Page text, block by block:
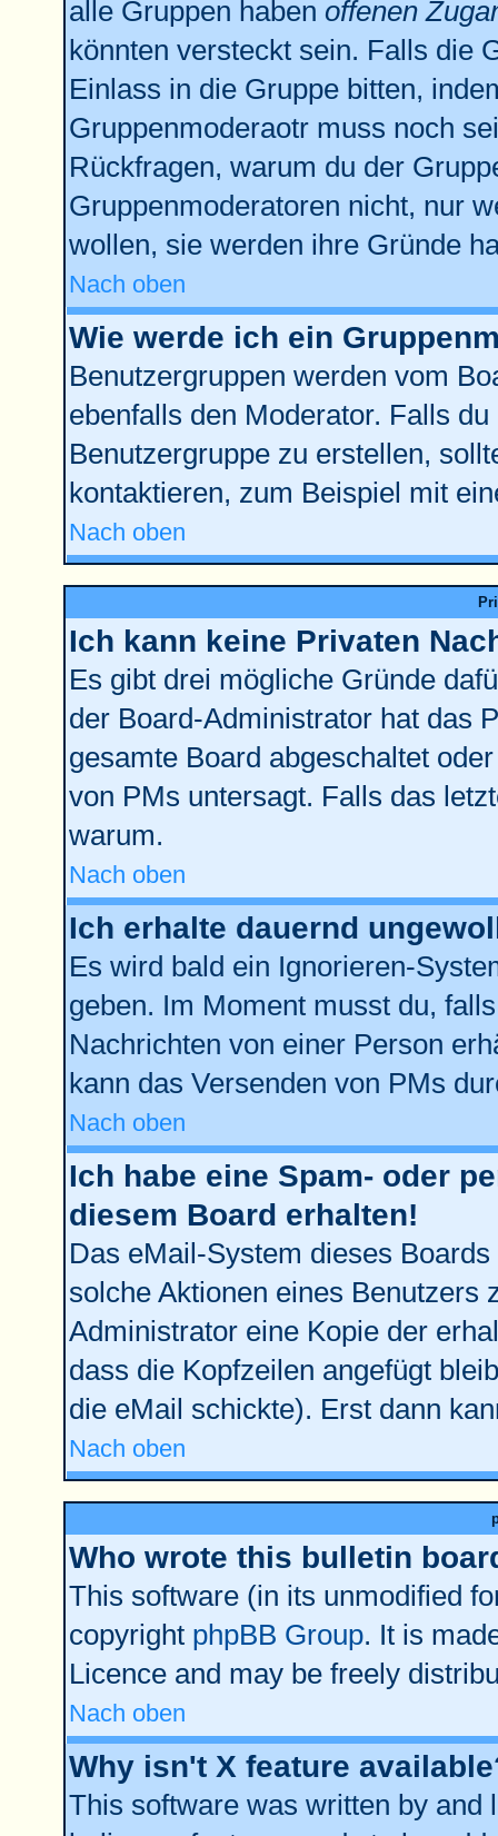
alle Gruppen haben offenen
könnten versteckt sein. Falls die
Einlass in die Gruppe bitten,
Gruppenmoderaotr muss noch
Rückfragen, warum du der
Gruppenmoderatoren nicht, nur
wollen, sie werden ihre Gründe
Nach oben
Wie werde ich ein
Benutzergruppen werden vom
ebenfalls den Moderator. Falls
Benutzergruppe zu erstellen,
kontaktieren, zum Beispiel mit
Nach oben
Ich kann keine Privaten
Es gibt drei mögliche Gründe
der Board-Administrator hat das
gesamte Board abgeschaltet
von PMs untersagt. Falls das
warum.
Nach oben
Ich erhalte dauernd
Es wird bald ein Ignorieren-
geben. Im Moment musst du,
Nachrichten von einer Person
kann das Versenden von PMs
Nach oben
Ich habe eine Spam- oder
diesem Board erhalten!
Das eMail-System dieses
solche Aktionen eines Benutzers
Administrator eine Kopie der
dass die Kopfzeilen angefügt
die eMail schickte). Erst dann
Nach oben
Who wrote this bulletin
This software (in its unmodified
copyright phpBB Group. It is
Licence and may be freely
Nach oben
Why isn't X feature
This software was written by and